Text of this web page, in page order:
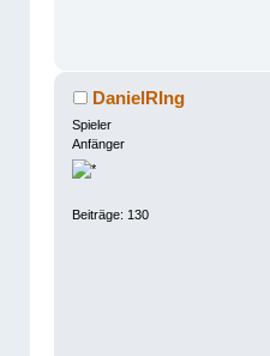
DanielRIng
Spieler
Anfänger
Beiträge: 130